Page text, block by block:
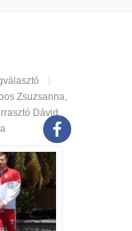
Zsuzsanna,
Dávid,